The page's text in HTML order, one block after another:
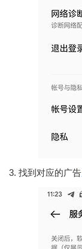
3. 找到对应的广告